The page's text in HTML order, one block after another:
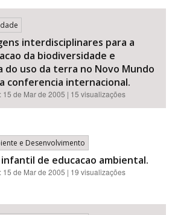
interdisciplinares para a
da biodiversidade e
do uso da terra no Novo Mundo
conferencia internacional.
15 de Mar de 2005 | 15 visualizações
e Desenvolvimento
de educacao ambiental.
15 de Mar de 2005 | 19 visualizações